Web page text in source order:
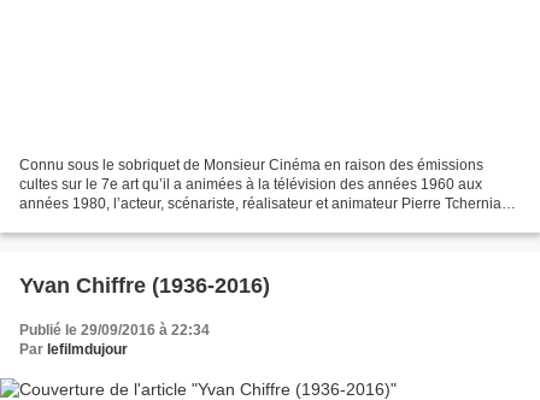
Connu sous le sobriquet de Monsieur Cinéma en raison des émissions
cultes sur le 7e art qu’il a animées à la télévision des années 1960 aux
années 1980, l’acteur, scénariste, réalisateur et animateur Pierre Tchernia
Yvan Chiffre (1936-2016)
Publié le 29/09/2016 à 22:34
Par lefilmdujour